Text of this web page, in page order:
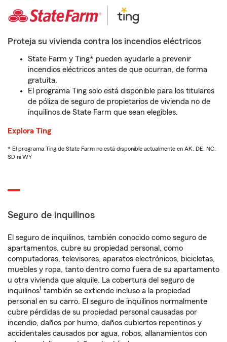
Proteja su vivienda contra los incendios eléctricos
State Farm y Ting* pueden ayudarle a prevenir
incendios eléctricos antes de que ocurran, de forma
gratuita.
El programa Ting solo está disponible para los titulares
de póliza de seguro de propietarios de vivienda no de
inquilinos de State Farm que sean elegibles.
Explora Ting
* El programa Ting de State Farm no está disponible actualmente en AK, DE, NC,
SD ni WY
Seguro de inquilinos
El seguro de inquilinos, también conocido como seguro de
apartamentos, cubre su propiedad personal, como
computadoras, televisores, aparatos electrónicos, bicicletas,
muebles y ropa, tanto dentro como fuera de su apartamento
u otra vivienda que alquile. La cobertura del seguro de
inquilinos1 también se extiende incluso a la propiedad
personal en su carro. El seguro de inquilinos normalmente
cubre pérdidas de su propiedad personal causadas por
incendio, daños por humo, daños cubiertos repentinos y
accidentales causados por agua, robos, allanamientos con